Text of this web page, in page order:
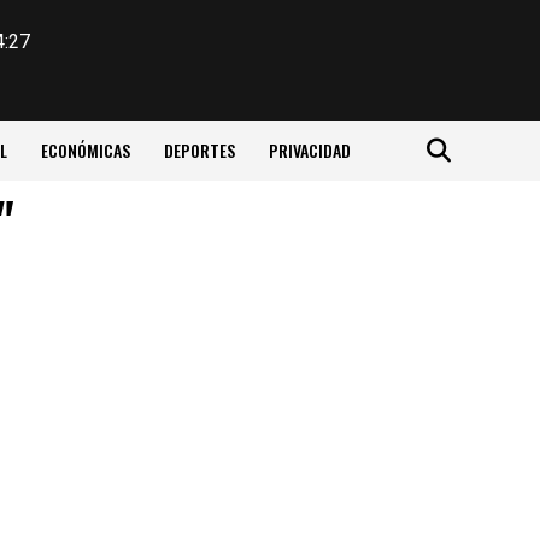
ECONÓMICAS DEPORTES PRIVACIDAD